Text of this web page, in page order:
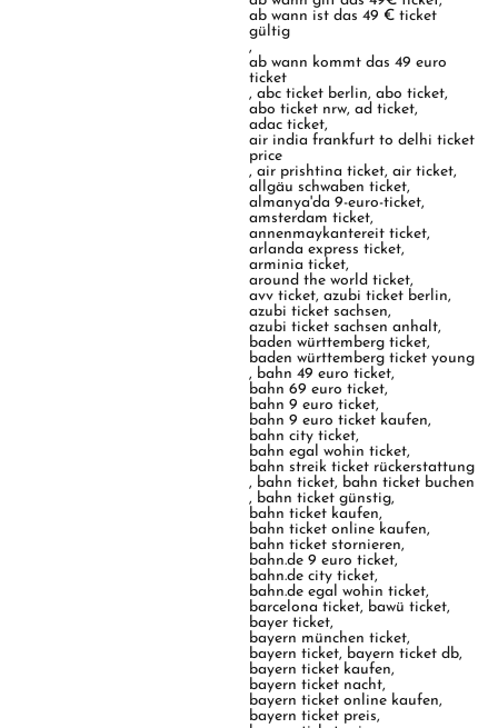
ab wann ist das 49 € ticket
gültig
,
ab wann kommt das 49 euro
ticket
,abc ticket berlin,abo ticket,
abo ticket nrw,ad ticket,
adac ticket,
air india frankfurt to delhi ticket
price
,air prishtina ticket,air ticket,
allgäu schwaben ticket,
almanya'da 9-euro-ticket,
amsterdam ticket,
annenmaykantereit ticket,
arlanda express ticket,
arminia ticket,
around the world ticket,
avv ticket,azubi ticket berlin,
azubi ticket sachsen,
azubi ticket sachsen anhalt,
baden württemberg ticket,
baden württemberg ticket young
, bahn 49 euro ticket,
bahn 69 euro ticket,
bahn 9 euro ticket,
bahn 9 euro ticket kaufen,
bahn city ticket,
bahn egal wohin ticket,
bahn streik ticket rückerstattung
, bahn ticket, bahn ticket buchen
, bahn ticket günstig,
bahn ticket kaufen,
bahn ticket online kaufen,
bahn ticket stornieren,
bahn.de 9 euro ticket,
bahn.de city ticket,
bahn.de egal wohin ticket,
barcelona ticket, bawü ticket,
bayer ticket,
bayern münchen ticket,
bayern ticket, bayern ticket db,
bayern ticket kaufen,
bayern ticket nacht,
bayern ticket online kaufen,
bayern ticket preis,